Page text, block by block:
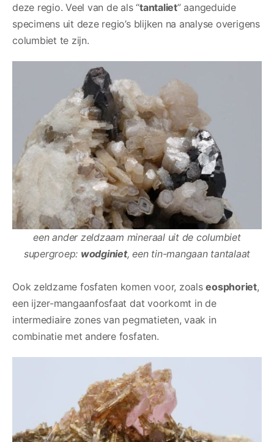
deze regio. Veel van de als “tantaliet” aangeduide
specimens uit deze regio’s blijken na analyse overigens
columbiet te zijn.
een ander zeldzaam mineraal uit de columbiet
supergroep: wodginiet, een tin-mangaan tantalaat
Ook zeldzame fosfaten komen voor, zoalseosphoriet,
een ijzer-mangaanfosfaat dat voorkomt in de
intermediaire zones van pegmatieten, vaak in
combinatie met andere fosfaten.